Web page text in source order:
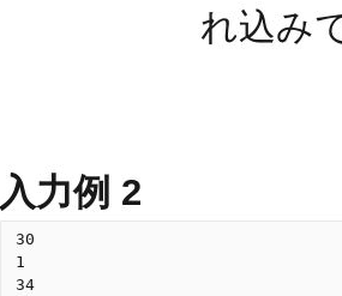
れ込み
入力例 2
30
1
34